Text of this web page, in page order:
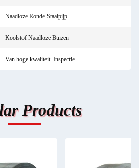
Naadloze Ronde Staalpijp
Koolstof Naadloze Buizen
Van hoge kwaliteit. Inspectie
Products